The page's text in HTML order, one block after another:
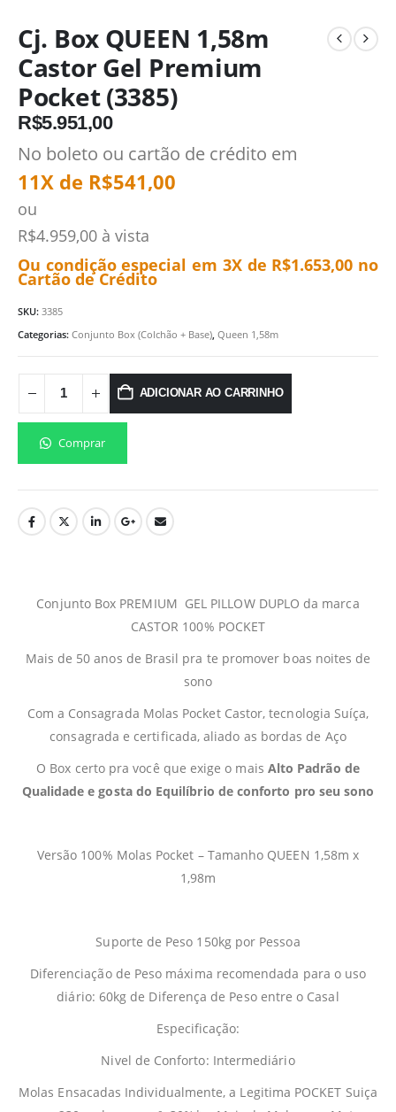
Cj. Box QUEEN 1,58m
Castor Gel Premium
Pocket (3385)
R$5.951,00
No boleto ou cartão de crédito em
11X de R$541,00
ou
R$4.959,00 à vista
Ou condição especial em 3X de R$1.653,00 no
Cartão de Crédito
SKU: 3385
Categorias: Conjunto Box (Colchão + Base) Queen 1,58m
ADICIONAR AO CARRINHO
Comprar
Conjunto Box PREMIUM GEL PILLOW DUPLO da marca
CASTOR 100% POCKET
Mais de 50 anos de Brasil pra te promover boas noites de
sono
Com a Consagrada Molas Pocket Castor, tecnologia Suíça,
consagrada e certificada, aliado as bordas de Aço
O Box certo pra você que exige o mais Alto Padrão de
Qualidade e gosta do Equilíbrio de conforto pro seu sono
Versão 100% Molas Pocket – Tamanho QUEEN 1,58m x
1,98m
Suporte de Peso 150kg por Pessoa
Diferenciação de Peso máxima recomendada para o uso
diário: 60kg de Diferença de Peso entre o Casal
Especificação:
Nivel de Conforto: Intermediário
Molas Ensacadas Individualmente, a Legitima POCKET Suiça